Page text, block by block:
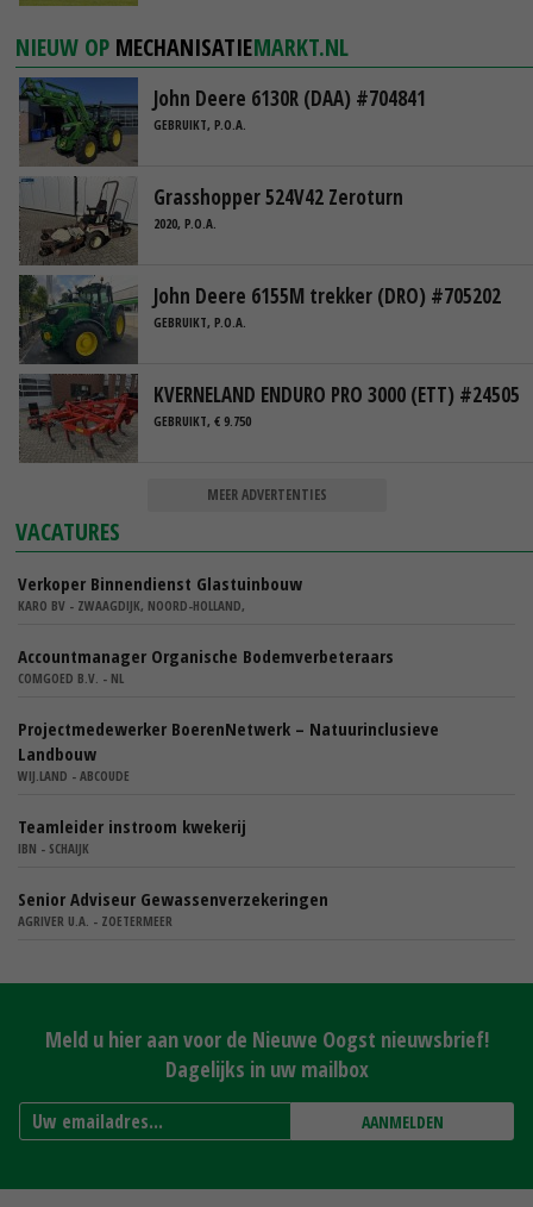
NIEUW OP MECHANISATIEMARKT.NL
John Deere 6130R (DAA) #704841
GEBRUIKT, P.O.A.
Grasshopper 524V42 Zeroturn
2020, P.O.A.
John Deere 6155M trekker (DRO) #705202
GEBRUIKT, P.O.A.
KVERNELAND ENDURO PRO 3000 (ETT) #24505
GEBRUIKT, € 9.750
MEER ADVERTENTIES
VACATURES
Verkoper Binnendienst Glastuinbouw
KARO BV - ZWAAGDIJK, NOORD-HOLLAND,
Accountmanager Organische Bodemverbeteraars
COMGOED B.V. - NL
Projectmedewerker BoerenNetwerk – Natuurinclusieve
Landbouw
WIJ.LAND - ABCOUDE
Teamleider instroom kwekerij
IBN - SCHAIJK
Senior Adviseur Gewassenverzekeringen
AGRIVER U.A. - ZOETERMEER
Meld u hier aan voor de Nieuwe Oogst nieuwsbrief!
Dagelijks in uw mailbox
AANMELDEN